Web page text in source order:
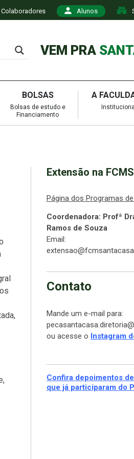
Colaboradores Alunos
VEM PRA
BOLSAS
Bolsas de estudo e
Financiamento
A
Institucional
Extensão na
Página dos Programas
Coordenadora: Profª
Ramos de Souza
Email:
Contato
Mande um e-mail para:
ou acesse o Instagram
Confira depoimentos
que já participaram do